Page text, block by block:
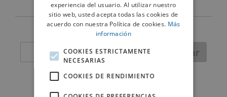
Buscar
experiencia del usuario. Al utilizar nuestro
sitio web, usted acepta todas las cookies de
acuerdo con nuestra Política de cookies. Más
información
COOKIES ESTRICTAMENTE
NECESARIAS
COOKIES DE RENDIMIENTO